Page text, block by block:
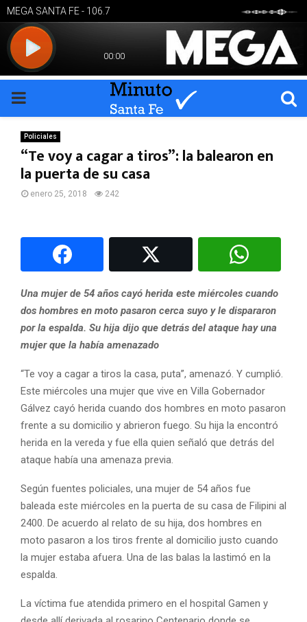
PRIMARY
MENU
Policiales
“Te voy a cagar a tiros”: la balearon en
la puerta de su casa
enero 25, 2018 242
Una mujer de 54 años cayó herida este miércoles cuando
dos hombres en moto pasaron cerca suyo y le dispararon
por la espalda. Su hija dijo que detrás del ataque hay una
mujer que la había amenazado
“Te voy a cagar a tiros la casa, puta”, amenazó. Y cumplió.
Este miércoles una mujer que vive en Villa Gobernador
Gálvez cayó herida cuando dos hombres en moto pasaron
frente a su domicilio y abrieron fuego. Su hija la encontró
herida en la vereda y fue ella quien señaló que detrás del
ataque había una amenaza previa.
Según fuentes policiales, una mujer de 54 años fue
baleada este miércoles en la puerta de su casa de Filipini al
2400. De acuerdo al relato de su hija, dos hombres en
moto pasaron a los tiros frente al domicilio justo cuando
la mujer estaba afuera. Una de las balas la lastimó en la
espalda.
La víctima fue atendida primero en el hospital Gamen y